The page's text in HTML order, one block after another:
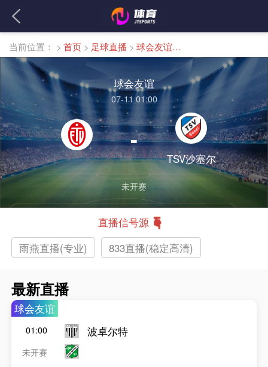
当前位置： > 首页 > 足球直播 > 球会友谊直播
球会友谊
07-11 01:00
-
TSV沙塞尔
未开赛
直播信号源
雨燕直播(专业)
833直播(稳定高清)
最新直播
球会友谊
01:00
未开赛
波卓尔特